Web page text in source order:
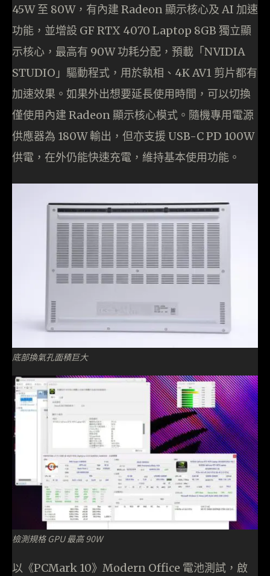
45W 至 80W，有內建 Radeon 顯示核心及 AI 加速
功能，並增設 GF RTX 4070 Laptop 8GB 獨立顯
示核心，最高有 90W 功耗分配，預載「NVIDIA
STUDIO」驅動程式，用於執相、4K AV1 剪片都有
加速效果。如果外出想要延長使用時間，可以切換
僅使用內建 Radeon 顯示核心模式。隨機專用電源
供應器為 180W 輸出，但亦支援 USB-C PD 100W
供電，在外仍能快速充電，維持基本使用功能。
底部換氣孔面積巨大
檢測規格 GPU 最高 90W
以《PCMark 10》Modern Office 電池測試，啟